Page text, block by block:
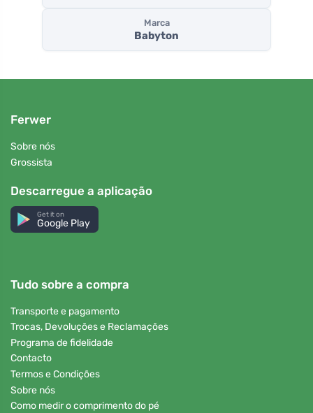
Marca
Babyton
Ferwer
Sobre nós
Grossista
Descarregue a aplicação
Get it on
Google Play
Tudo sobre a compra
Transporte e pagamento
Trocas, Devoluções e Reclamações
Programa de fidelidade
Contacto
Termos e Condições
Sobre nós
Como medir o comprimento do pé